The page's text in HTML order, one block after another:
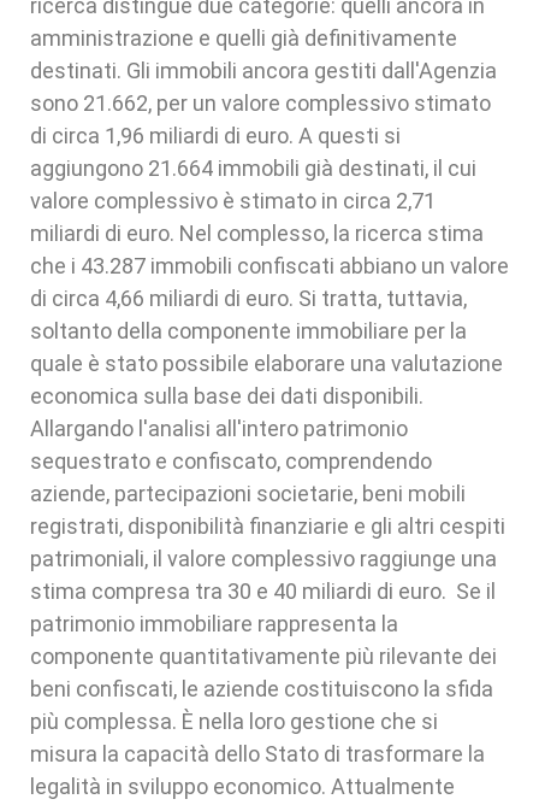
ricerca distingue due categorie: quelli ancora in
amministrazione e quelli già definitivamente
destinati. Gli immobili ancora gestiti dall'Agenzia
sono 21.662, per un valore complessivo stimato
di circa 1,96 miliardi di euro. A questi si
aggiungono 21.664 immobili già destinati, il cui
valore complessivo è stimato in circa 2,71
miliardi di euro. Nel complesso, la ricerca stima
che i 43.287 immobili confiscati abbiano un valore
di circa 4,66 miliardi di euro. Si tratta, tuttavia,
soltanto della componente immobiliare per la
quale è stato possibile elaborare una valutazione
economica sulla base dei dati disponibili.
Allargando l'analisi all'intero patrimonio
sequestrato e confiscato, comprendendo
aziende, partecipazioni societarie, beni mobili
registrati, disponibilità finanziarie e gli altri cespiti
patrimoniali, il valore complessivo raggiunge una
stima compresa tra 30 e 40 miliardi di euro. Se il
patrimonio immobiliare rappresenta la
componente quantitativamente più rilevante dei
beni confiscati, le aziende costituiscono la sfida
più complessa. È nella loro gestione che si
misura la capacità dello Stato di trasformare la
legalità in sviluppo economico. Attualmente